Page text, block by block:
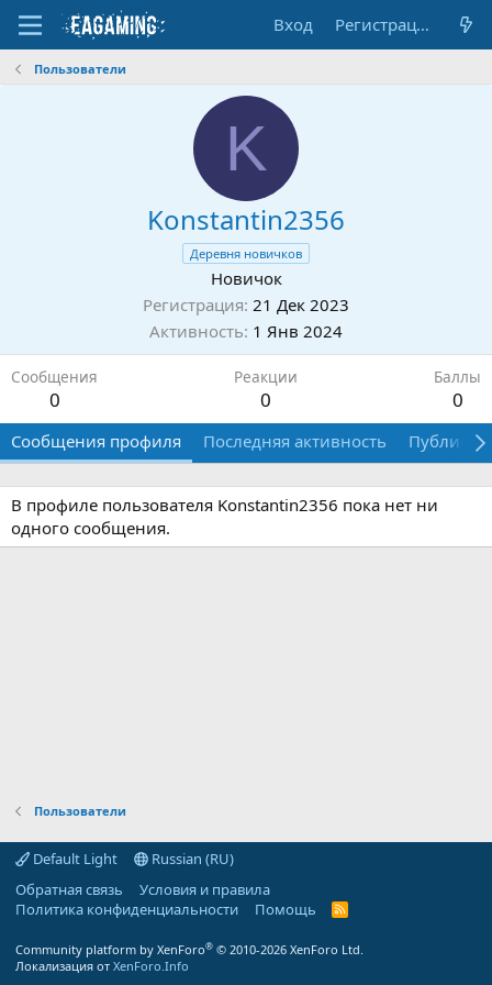
Вход Регистрация
Пользователи
K
Konstantin2356
Деревня новичков
Новичок
Регистрация 21 Дек 2023
Активность 1 Янв 2024
Сообщения
0
Реакции
0
Баллы
0
Сообщения профиля Последняя активность
В профиле пользователя Konstantin2356 пока нет ни
одного сообщения.
Пользователи
Default Light
Russian (RU)
Обратная связь
Условия и правила
Политика конфиденциальности
Помощь
R
Community platform by XenForo® © 2010-2026 XenForo Ltd.
Локализация от XenForo.Info